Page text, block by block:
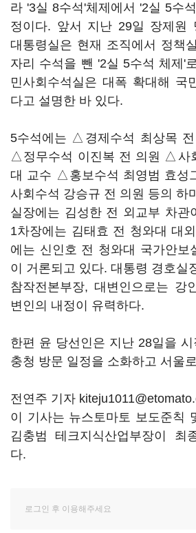
라 '3실 8수석'체제에서 '2실 5수
정이다. 앞서 지난 29일 장제원
대통령실은 현재 조직에서 정책
자리 수석을 뺀 '2실 5수석 체제'
민사회수석실은 대폭 확대해 국
다고 설명한 바 있다.
5수석에는 △경제수석 최상목
△정무수석 이진복 전 의원 △사
대 교수 △홍보수석 최영범 효성
사회수석 강승규 전 의원 등의 하
실장에는 김성한 전 외교부 차관
1차장에는 김태효 전 청와대 대
에는 신인호 전 청와대 국가안보
이 거론되고 있다. 대통령 경호실
참작전본부장, 대변인으로는 강
변인의 내정이 유력하다.
한편 윤 당선인은 지난 28일을 시
충청 방문 일정을 소화하고 서울
전연주 기자
이 기사는 뉴스토마토 보도준칙
김충범 테크지식산업부장이 최
다.